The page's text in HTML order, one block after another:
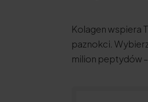
Kolagen wspiera
paznokci.
milion peptydów